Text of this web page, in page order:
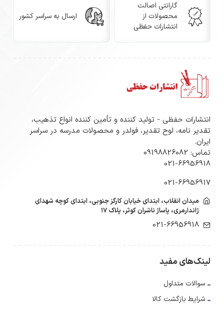
گارانتی اصالت
محصولات از
انتشارات حفظی
ارسال به سراسر کشور
انتشارات حفظی - تولید کننده و تأمین کننده انواع تذهیب،
تقدیر نامه، لوح تقدیر، فولدر و محصولات مدرسه در سراسر
ایران.
تماس: 09198826082
021-66956918
021-66956917
میدان انقلاب، ابتدای خیابان کارگز جنوبی، ابتدای کوچه شهدای
ژاندارمری، پاساژ ناشران کوثر، پلاک ۱۷
021-66956918
لینک‌های مفید
سوالات متداول
شرایط بازگشت کالا